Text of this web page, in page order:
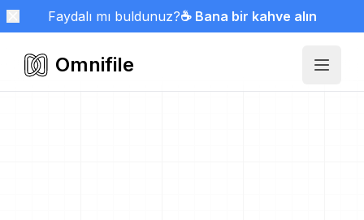
Faydalı mı buldunuz?☕ Bana bir kahve alın
Omnifile